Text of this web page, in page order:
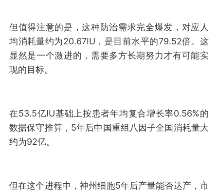
但值得注意的是，这种防治需求完全爆发，对应人
均消耗量约为20.67IU，是目前水平的79.52倍。这
显然是一个激进的，需要多方长期努力才有可能实
现的目标。
在53.5亿IU基础上按患者年均复合增长率0.56%的
数据保守推算，5年后中国重组八因子全国消耗量大
约为92亿。
但在这个进程中，神州细胞5年后产量能否达产，市